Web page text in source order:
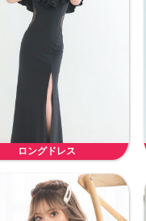
ロングドレス